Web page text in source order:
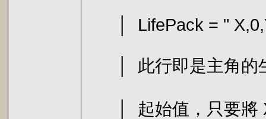
│
│ 此行即是主角的生
│ 起始值，只要將 X